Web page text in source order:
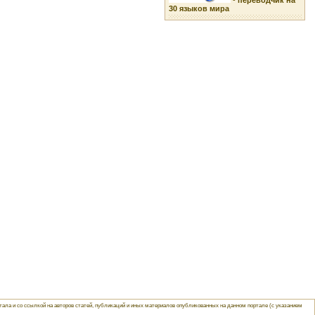
30 языков мира
и со ссылкой на авторов статей, публикаций и иных материалов опубликованных на данном портале (с указанием